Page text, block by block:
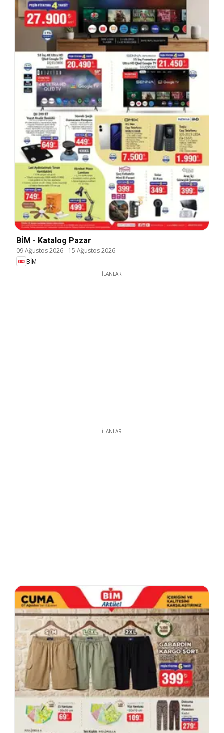
BİM - Katalog Pazar
09 Ağustos 2026- 15 Ağustos 2026
BİM
İLANLAR
İLANLAR